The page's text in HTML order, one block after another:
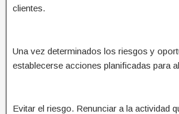
clientes.
Una vez determinados los riesgos y
establecerse acciones planificadas para
Evitar el riesgo. Renunciar a la actividad